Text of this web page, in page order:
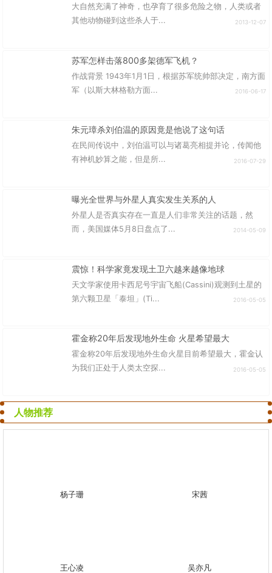
大自然充满了神奇，也孕育了很多危险之物，人类或者
其他动物碰到这些杀人于...
2013-12-07
苏军怎样击落800多架德军飞机？
作战背景 1943年1月1日，根据苏军统帅部决定，南方面
军（以斯大林格勒方面...
2016-06-17
朱元璋杀刘伯温的原因竟是他说了这句话
在民间传说中，刘伯温可以与诸葛亮相提并论，传闻他
有神机妙算之能，但是所...
2016-07-29
曝光全世界与外星人真实发生关系的人
外星人是否真实存在一直是人们非常关注的话题，然
而，美国媒体5月8日盘点了...
2014-05-09
震惊！科学家竟发现土卫六越来越像地球
天文学家使用卡西尼号宇宙飞船(Cassini)观测到土星的
第六颗卫星「泰坦」(Ti...
2016-05-05
霍金称20年后发现地外生命 火星希望最大
霍金称20年后发现地外生命火星目前希望最大，霍金认
为我们正处于人类太空探...
2016-05-05
人物推荐
杨子珊 宋茜
王心凌 吴亦凡